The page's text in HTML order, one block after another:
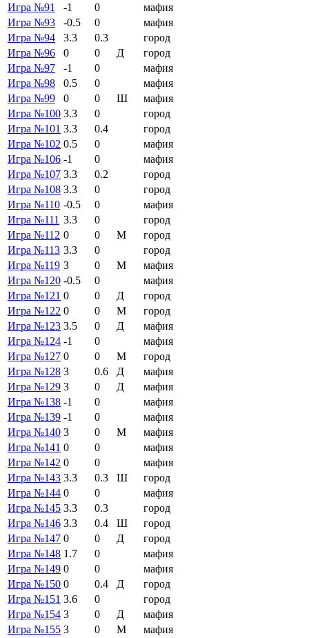
Игра №91
-1 0
мафия
Игра №93
-0.5 0
мафия
Игра №94
3.3 0.3
город
Игра №96
0 0 Д
город
Игра №97
-1 0
мафия
Игра №98
0.5 0
мафия
Игра №99
0 0 Ш
мафия
Игра №100 3.3 0
город
Игра №101 3.3 0.4
город
Игра №102 0.5 0
мафия
Игра №106 -1 0
мафия
Игра №107 3.3 0.2
город
Игра №108 3.3 0
город
Игра №110 -0.5 0
мафия
Игра №111 3.3 0
город
Игра №112 0 0 М
город
Игра №113 3.3 0
город
Игра №119 3 0 М
мафия
Игра №120 -0.5 0
мафия
Игра №121 0 0 Д
город
Игра №122 0 0 М
город
Игра №123 3.5 0 Д
мафия
Игра №124 -1 0
мафия
Игра №127 0 0 М
город
Игра №128 3 0.6 Д
мафия
Игра №129 3 0 Д
мафия
Игра №138 -1 0
мафия
Игра №139 -1 0
мафия
Игра №140 3 0 М
мафия
Игра №141 0 0
мафия
Игра №142 0 0
мафия
Игра №143 3.3 0.3 Ш
город
Игра №144 0 0
мафия
Игра №145 3.3 0.3
город
Игра №146 3.3 0.4 Ш
город
Игра №147 0 0 Д
город
Игра №148 1.7 0
мафия
Игра №149 0 0
мафия
Игра №150 0 0.4 Д
город
Игра №151 3.6 0
город
Игра №154 3 0 Д
мафия
Игра №155 3 0 М мафия